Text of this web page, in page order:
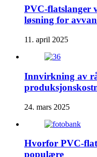
PVC-flatslanger
løsning for
11. april 2025
Innvirkning av
24. mars 2025
Hvorfor PVC-
populære